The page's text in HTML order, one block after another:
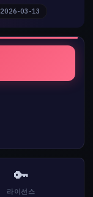
2026-03-13
🔑
라이선스